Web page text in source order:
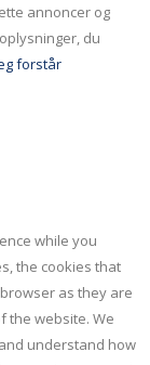
annoncer og
du
forstår
while you
the cookies that
as they are
the website. We
understand how